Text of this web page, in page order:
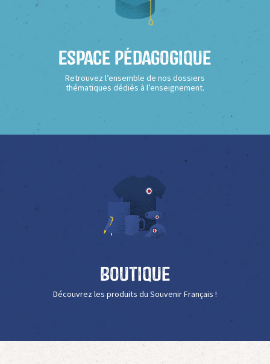
Espace Pédagogique
Retrouvez l’ensemble de nos dossiers
thématiques dédiés à l’enseignement.
Boutique
Découvrez les produits du Souvenir Français !